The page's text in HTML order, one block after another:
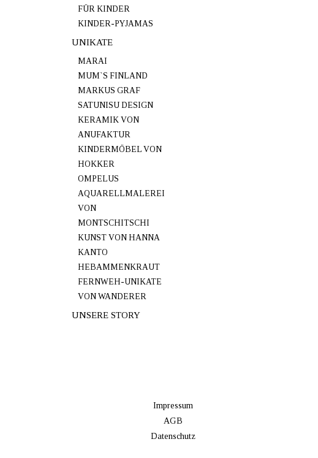
FÜR KINDER
KINDER-PYJAMAS
UNIKATE
MARAI
MUM`S FINLAND
MARKUS GRAF
SATUNISU DESIGN
KERAMIK VON
ANUFAKTUR
KINDERMÖBEL VON
HOKKER
OMPELUS
AQUARELLMALEREI
VON
MONTSCHITSCHI
KUNST VON HANNA
KANTO
HEBAMMENKRAUT
FERNWEH-UNIKATE
VON WANDERER
UNSERE STORY
Impressum
AGB
Datenschutz